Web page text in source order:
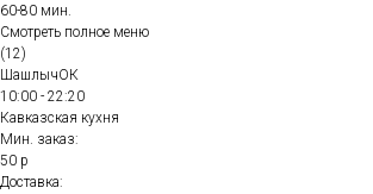
60-80 мин.
Смотреть полное меню
(12)
ШашлычОК
10:00 - 22:20
Кавказская кухня
Мин. заказ:
50 р
Доставка: